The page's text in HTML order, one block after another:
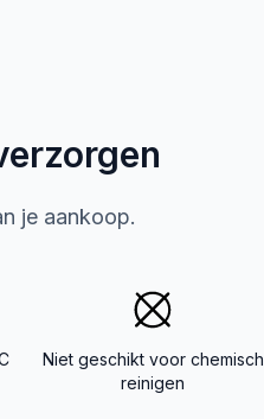
je aankoop.
Niet geschikt voor chemisch
reinigen